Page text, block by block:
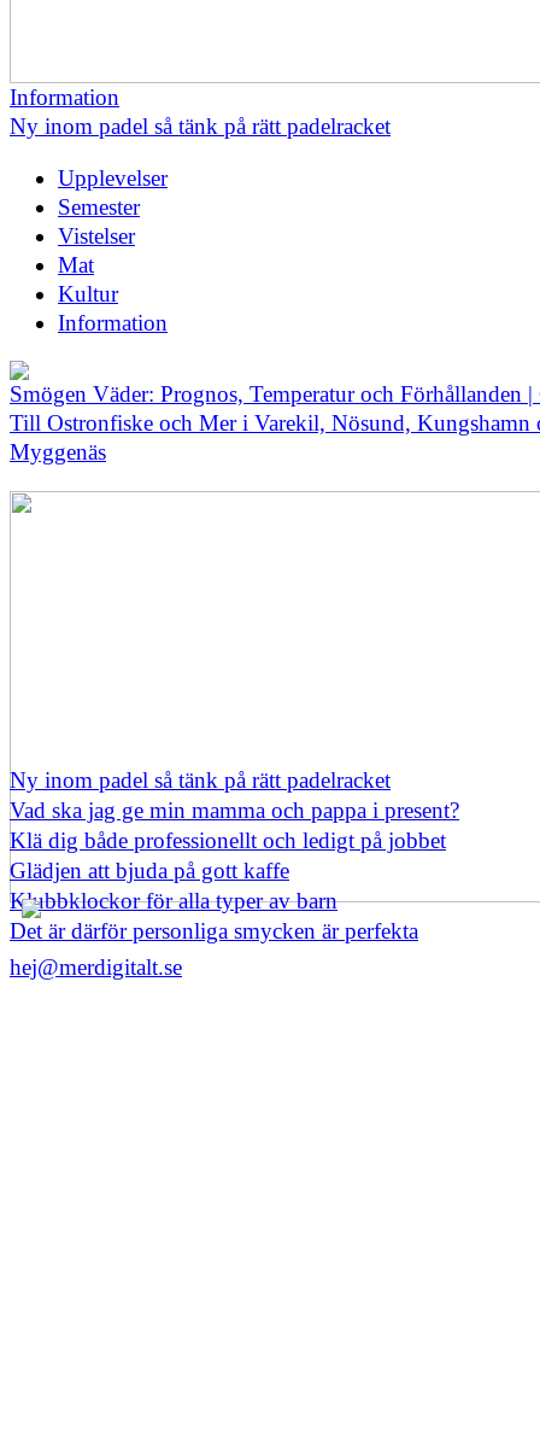
Information
Ny inom padel så tänk på rätt padelracket
Upplevelser
Semester
Vistelser
Mat
Kultur
Information
Smögen Väder: Prognos, Temperatur och Förhållanden |
Till Ostronfiske och Mer i Varekil, Nösund, Kungshamn
Myggenäs
Ny inom padel så tänk på rätt padelracket
Vad ska jag ge min mamma och pappa i present?
Klä dig både professionellt och ledigt på jobbet
Glädjen att bjuda på gott kaffe
Klubbklockor för alla typer av barn
Det är därför personliga smycken är perfekta
hej@merdigitalt.se